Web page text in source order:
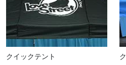
クイックテント